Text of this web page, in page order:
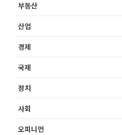
부동산
산업
경제
국제
정치
사회
오피니언